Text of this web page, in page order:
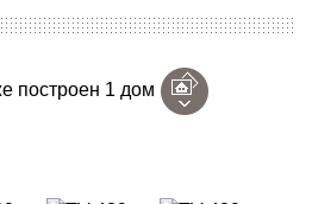
построен 1 дом